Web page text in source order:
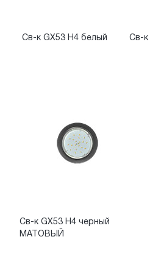
Св-к GX53 H4 белый Св-к
Св-к GX53 H4 черный
МАТОВЫЙ